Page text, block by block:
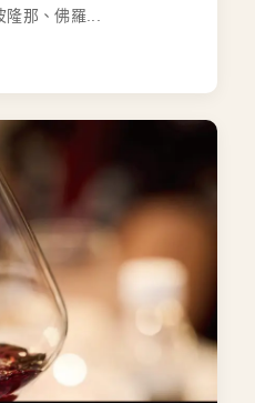
那、佛羅...